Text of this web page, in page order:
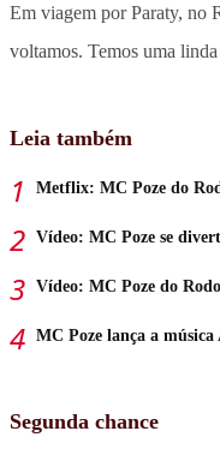
Em viagem por Paraty, no
voltamos. Temos uma
Leia também
Metflix: MC Poze do
Vídeo: MC Poze se
Vídeo: MC Poze do
MC Poze lança a
Segunda chance